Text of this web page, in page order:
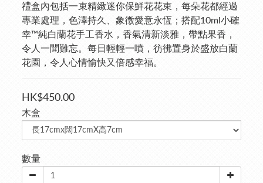
禮盒內包括一束精緻迷你保鮮花花束，每朵花都經過
專業處理，色澤持久、象徵愛意永恆；搭配10ml小確
幸™純白蘭花手工香水，香氣清新淡雅，帶點果香，
令人一聞難忘。每日輕輕一噴，彷彿置身於盛放白蘭
花園，令人心情愉快又倍感幸福。
HK$450.00
木盒
數量